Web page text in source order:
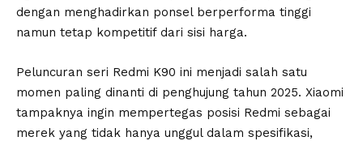
dengan menghadirkan ponsel berperforma tinggi
namun tetap kompetitif dari sisi harga.
Peluncuran seri Redmi K90 ini menjadi salah satu
momen paling dinanti di penghujung tahun 2025. Xiaomi
tampaknya ingin mempertegas posisi Redmi sebagai
merek yang tidak hanya unggul dalam spesifikasi,